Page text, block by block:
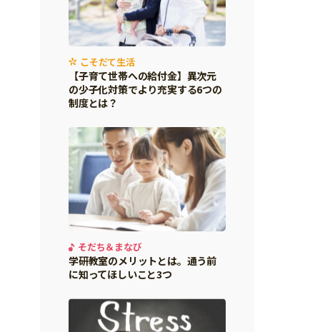
こそだて生活
【子育て世帯への給付金】異次元
の少子化対策でより充実する6つの
制度とは？
そだち＆まなび
学研教室のメリットとは。通う前
に知ってほしいこと3つ